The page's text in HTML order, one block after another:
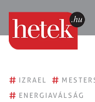
# IZRAEL #
# ENERGIAVÁLSÁG